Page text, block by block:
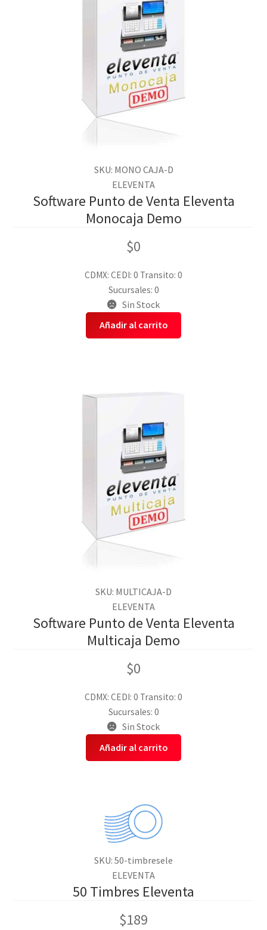
SKU: MONO CAJA-D
ELEVENTA
Software Punto de Venta Eleventa
Monocaja Demo
$0
CDMX: CEDI: 0 Transito: 0
Sucursales: 0
Sin Stock
Añadir al carrito
SKU: MULTICAJA-D
ELEVENTA
Software Punto de Venta Eleventa
Multicaja Demo
$0
CDMX: CEDI: 0 Transito: 0
Sucursales: 0
Sin Stock
Añadir al carrito
SKU: 50-timbresele
ELEVENTA
50 Timbres Eleventa
$189